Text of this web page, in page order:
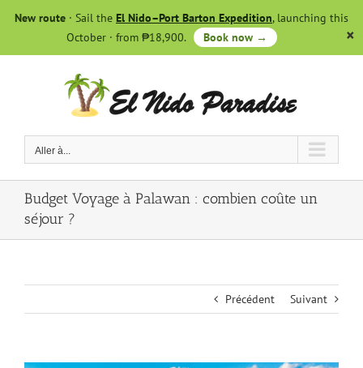
New route · Sail the El Nido–Port Barton Expedition, launching this
October · from ₱18,900.
Book now →
Aller à...
Budget Voyage à Palawan : combien coûte un
séjour ?
Précédent Suivant